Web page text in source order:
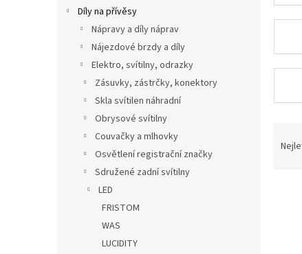
Díly na přívěsy
Nápravy a díly náprav
Nájezdové brzdy a díly
Elektro, svítilny, odrazky
Zásuvky, zástrčky, konektory
Skla svítilen náhradní
Obrysové svítilny
Couvačky a mlhovky
Osvětlení registrační značky
Sdružené zadní svítilny
LED
FRISTOM
WAS
LUCIDITY